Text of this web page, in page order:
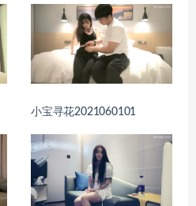
小宝寻花2021060101